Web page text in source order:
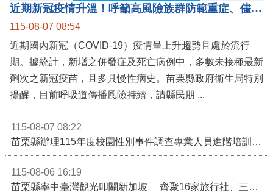
近期新冠疫情升溫！呼籲高風險族群防範重症、儘速接種疫苗及早就醫
115-08-07 08:54
近期國內新冠（COVID-19）疫情呈上升趨勢且處於流行
期。據統計，新增之併發症及死亡病例中，多數未接種最新
劑次之新冠疫苗，且多具慢性病史。苗栗縣政府衛生局特別
提醒，目前呼吸道傳播風險持續，請縣民朋 ...
115-08-07 08:22
苗栗縣辦理115年度校園性別事件調查專業人員進階培訓 深化調查實務能力 持續打造安全友善校園
115-08-06 16:19
苗栗縣率中臺灣觀光叩關新加坡 齊聚16家旅行社、三大航空 NATAS旅展開賣主題遊程